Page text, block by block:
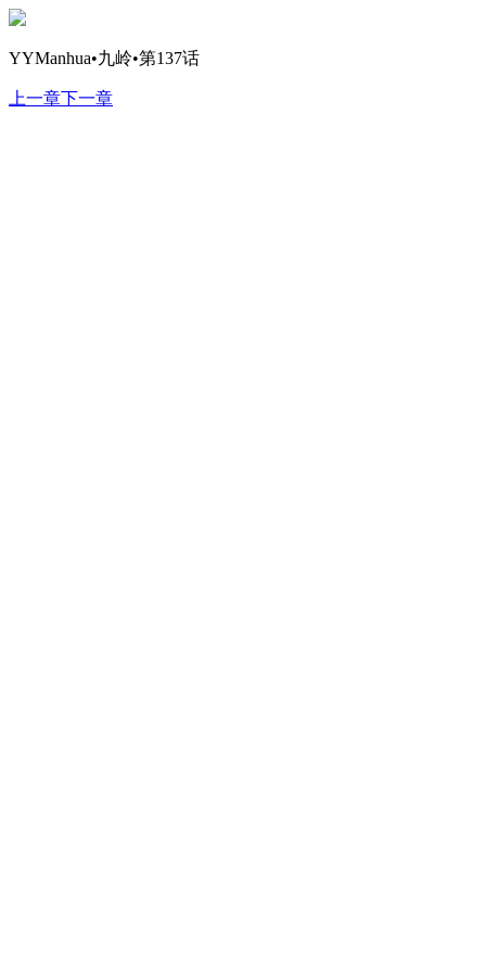
YYManhua•九岭•第137话
上一章下一章